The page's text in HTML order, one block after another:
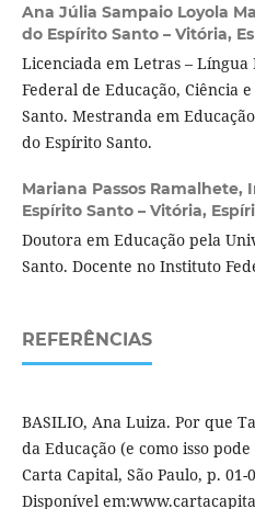
Ana Júlia Sampaio Loyola
do Espírito Santo – Vitória,
Licenciada em Letras –
Federal de Educação, Ciência
Santo. Mestranda em
do Espírito Santo.
Mariana Passos Ramalhete,
Espírito Santo – Vitória,
Doutora em Educação pela
Santo. Docente no Instituto
REFERÊNCIAS
BASILIO, Ana Luiza. Por que
da Educação (e como isso
Carta Capital, São Paulo, p.
Disponível